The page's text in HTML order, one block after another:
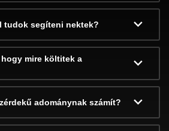
tudok segíteni nektek?
mire költitek a
adománynak számít?